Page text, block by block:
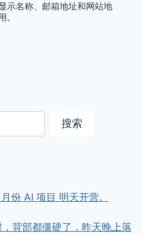
示名称、邮箱地址和网站地
。
搜索
份 AI 项目 明天开营。
背部都僵硬了，昨天晚上落